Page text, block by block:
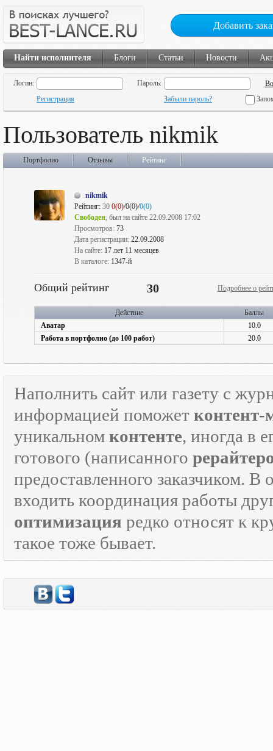
Добавить
Найти исполнителя Блоги Статьи Новости
Логин:
Пароль:
Регистрация
Забыли пароль?
Пользователь nikmik
Портфолио Отзывы Рейтинг
nikmik
Рейтинг: 30 0(0)/0(0)/0(0)
Свободен, был на сайте 22.09.2008 17:02
Просмотров: 73
Дата регистрации: 22.09.2008
На сайте: 17 лет 11 месяцев
В каталоге: 1347-й
Общий рейтинг 30 Подробнее о
Действие
Баллы
Аватар
10.0
Работа в портфолио (до 100 работ)
20.0
Наполнить сайт или газету с
информацией поможет контент-
уникальном контенте, иногда в
готового (написанного
предоставленного заказчиком. В
входить координация работы
оптимизация редко относят к
такое тоже бывает.